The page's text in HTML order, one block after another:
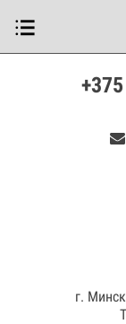
г.